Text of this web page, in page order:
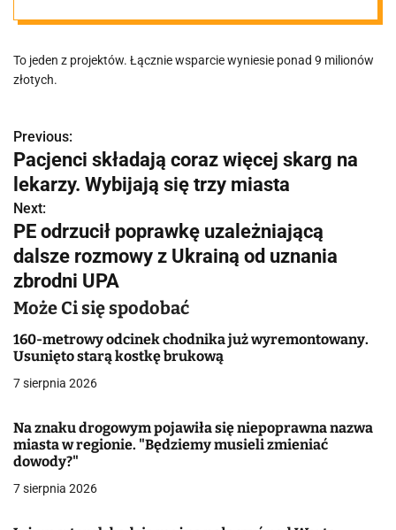
wszystkich. Jest
unijne wsparcie
To jeden z projektów. Łącznie wsparcie wyniesie ponad 9 milionów
złotych.
N
a
w
i
g
a
c
j
w
p
Previous:
Pacjenci składają coraz więcej skarg na
lekarzy. Wybijają się trzy miasta
Next:
PE odrzucił poprawkę uzależniającą
dalsze rozmowy z Ukrainą od uznania
zbrodni UPA
Może Ci się spodobać
160-metrowy odcinek chodnika już wyremontowany.
Usunięto starą kostkę brukową
7 sierpnia 2026
Na znaku drogowym pojawiła się niepoprawna nazwa
miasta w regionie. "Będziemy musieli zmieniać
dowody?"
7 sierpnia 2026